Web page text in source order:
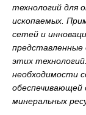
технологий для
ископаемых.
сетей и
представленные
этих
необходимости
обеспечивающей
минеральных